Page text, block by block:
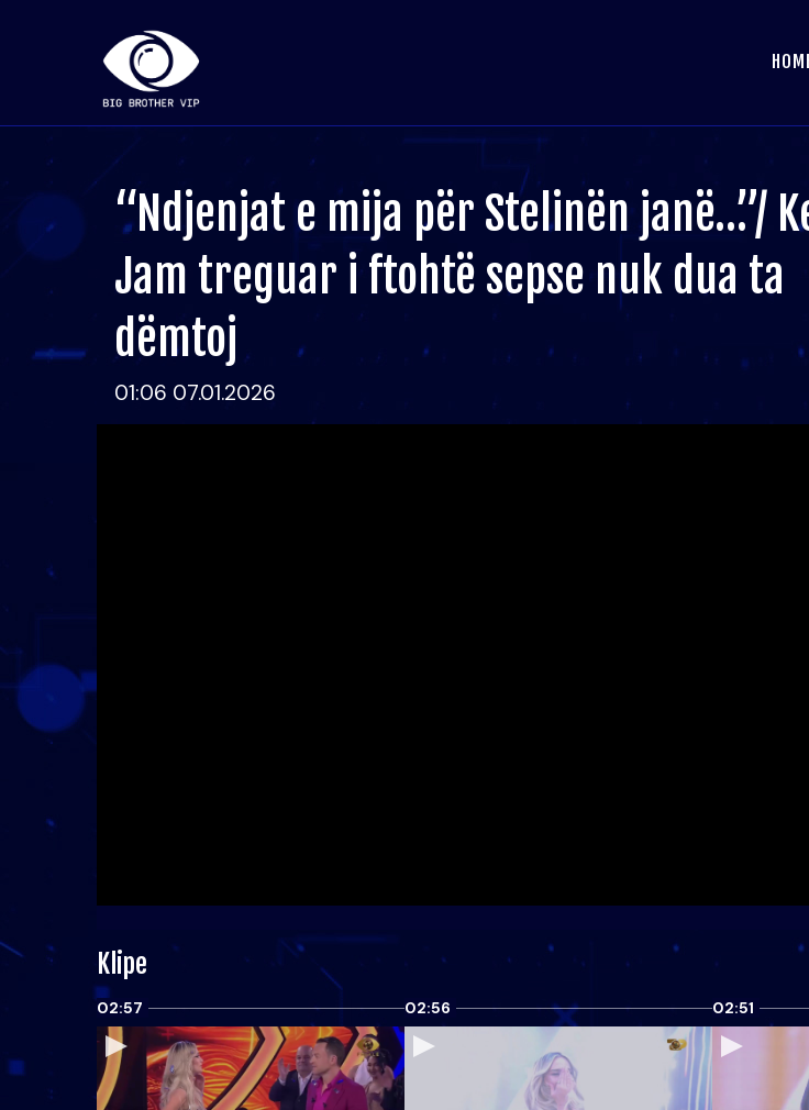
“Ndjenjat e mija për Stelinën janë…”/
Jam treguar i ftohtë sepse nuk dua ta
dëmtoj
01:06 07.01.2026
Klipe
02:57 02:56 02:51